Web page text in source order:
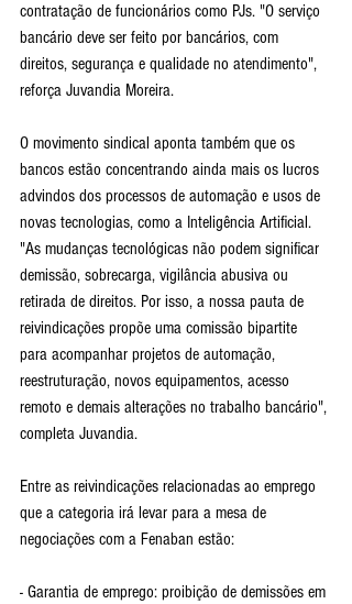
contratação de funcionários como PJs. "O serviço
bancário deve ser feito por bancários, com
direitos, segurança e qualidade no atendimento",
reforça Juvandia Moreira.
O movimento sindical aponta também que os
bancos estão concentrando ainda mais os lucros
advindos dos processos de automação e usos de
novas tecnologias, como a Inteligência Artificial.
"As mudanças tecnológicas não podem significar
demissão, sobrecarga, vigilância abusiva ou
retirada de direitos. Por isso, a nossa pauta de
reivindicações propõe uma comissão bipartite
para acompanhar projetos de automação,
reestruturação, novos equipamentos, acesso
remoto e demais alterações no trabalho bancário",
completa Juvandia.
Entre as reivindicações relacionadas ao emprego
que a categoria irá levar para a mesa de
negociações com a Fenaban estão:
- Garantia de emprego: proibição de demissões em